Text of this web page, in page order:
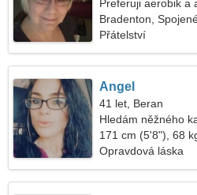
Preferuji aerobik a
Bradenton,
Přátelství
Angel
41 let, Beran
Hledám něžného
lyžování
171 cm (5'8"), 68
Opravdová láska